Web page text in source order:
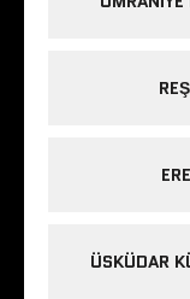
ÜSKÜDAR